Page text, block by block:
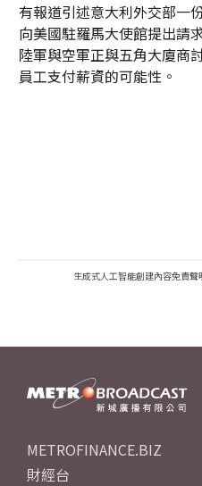
有報道引述意大利外交部一
向美國駐羅馬大使館提出請
陸軍與空軍正與五角大廈商
員工支付薪資的可能性。
生成式人工智能創建內容免責聲
METROFINANCE.BIZ
財經台